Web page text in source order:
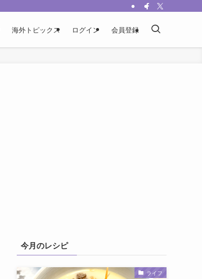
海外トピックス ログイン 会員登録
今月のレシピ
ライフ